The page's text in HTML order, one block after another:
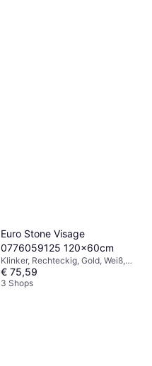
Euro Stone Visage
0776059125 120x60cm
Klinker, Rechteckig, Gold, Weiß,
Glänzend, Marmor, Porzellan,
Stein, Breite: 60cm, Länge: 120cm
€ 75,59
3 Shops